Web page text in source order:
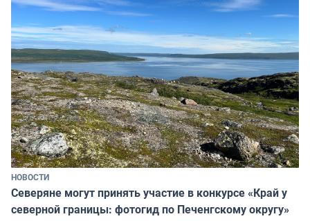
НОВОСТИ
Северяне могут принять участие в конкурсе «Край у
северной границы: фотогид по Печенгскому округу»